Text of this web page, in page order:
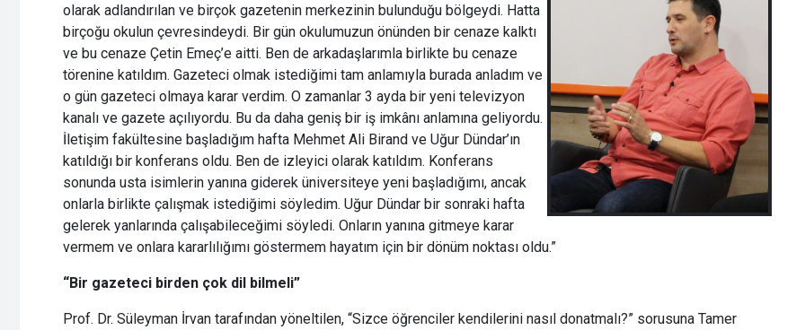
olarak adlandırılan ve birçok gazetenin merkezinin bulunduğu bölgeydi. Hatta
birçoğu okulun çevresindeydi. Bir gün okulumuzun önünden bir cenaze kalktı
ve bu cenaze Çetin Emeç’e aitti. Ben de arkadaşlarımla birlikte bu cenaze
törenine katıldım. Gazeteci olmak istediğimi tam anlamıyla burada anladım ve
o gün gazeteci olmaya karar verdim. O zamanlar 3 ayda bir yeni televizyon
kanalı ve gazete açılıyordu. Bu da daha geniş bir iş imkânı anlamına geliyordu.
İletişim fakültesine başladığım hafta Mehmet Ali Birand ve Uğur Dündar’ın
katıldığı bir konferans oldu. Ben de izleyici olarak katıldım. Konferans
sonunda usta isimlerin yanına giderek üniversiteye yeni başladığımı, ancak
onlarla birlikte çalışmak istediğimi söyledim. Uğur Dündar bir sonraki hafta
gelerek yanlarında çalışabileceğimi söyledi. Onların yanına gitmeye karar
vermem ve onlara kararlılığımı göstermem hayatım için bir dönüm noktası oldu.”
“Bir gazeteci birden çok dil bilmeli”
Prof. Dr. Süleyman İrvan tarafından yöneltilen, “Sizce öğrenciler kendilerini nasıl donatmalı?” sorusuna Tamer